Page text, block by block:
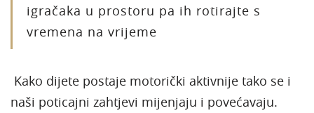
igračaka u prostoru pa ih rotirajte s
vremena na vrijeme
Kako dijete postaje motorički aktivnije tako se i
naši poticajni zahtjevi mijenjaju i povećavaju.